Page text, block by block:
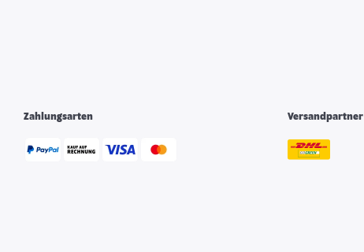
Zahlungsarten Versandpartner